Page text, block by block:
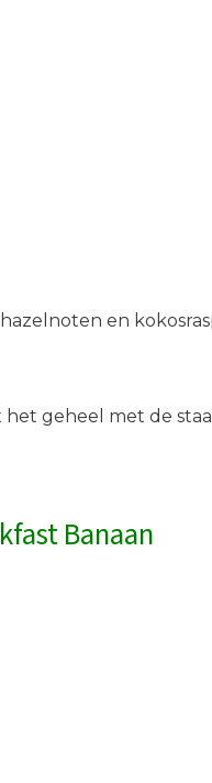
en
geheel met de
Banaan